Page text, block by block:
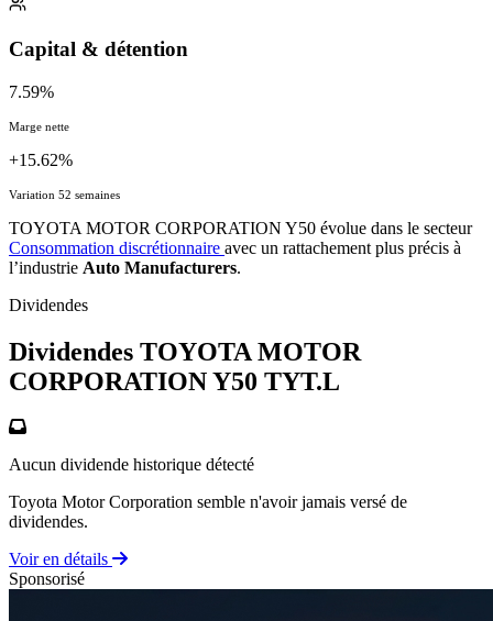
Capital & détention
7.59%
Marge nette
+15.62%
Variation 52 semaines
TOYOTA MOTOR CORPORATION Y50 évolue dans le secteur
Consommation discrétionnaire avec un rattachement plus précis à
l’industrie Auto Manufacturers.
Dividendes
Dividendes TOYOTA MOTOR
CORPORATION Y50 TYT.L
Aucun dividende historique détecté
Toyota Motor Corporation semble n'avoir jamais versé de
dividendes.
Voir en détails
Sponsorisé